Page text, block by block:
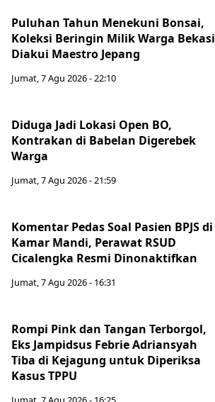
Puluhan Tahun Menekuni Bonsai,
Koleksi Beringin Milik Warga Bekasi
Diakui Maestro Jepang
Jumat, 7 Agu 2026 - 22:10
Diduga Jadi Lokasi Open BO,
Kontrakan di Babelan Digerebek
Warga
Jumat, 7 Agu 2026 - 21:59
Komentar Pedas Soal Pasien BPJS di
Kamar Mandi, Perawat RSUD
Cicalengka Resmi Dinonaktifkan
Jumat, 7 Agu 2026 - 16:31
Rompi Pink dan Tangan Terborgol,
Eks Jampidsus Febrie Adriansyah
Tiba di Kejagung untuk Diperiksa
Kasus TPPU